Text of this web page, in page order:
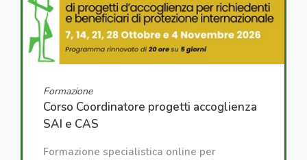
Formazione
Corso Coordinatore progetti accoglienza
SAI e CAS
Formazione specialistica online per